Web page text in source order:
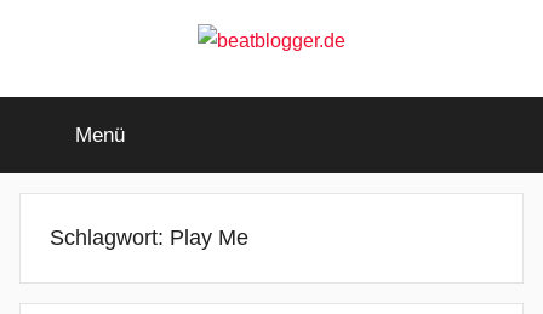
beatblogger.de
beat
goes
Menü
Schlagwort: Play Me